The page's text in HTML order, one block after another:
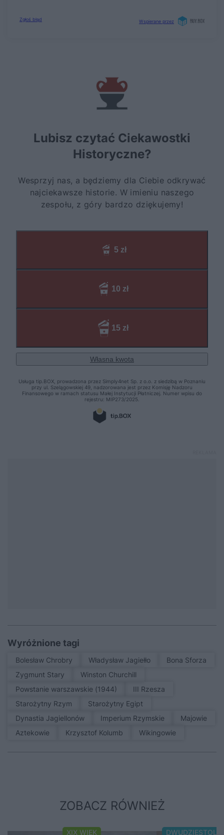
Wyróżnione tagi
Bolesław Chrobry Władysław Jagiełło
Bona Sforza
Zygmunt Stary
Winston Churchill
Powstanie warszawskie (1944)
III Rzesza
Starożytny Rzym
Starożytny Egipt
Dynastia Jagiellonów
Imperium Rzymskie
Majowie
Aztekowie
Krzysztof Kolumb Wikingowie
ZOBACZ RÓWNIEŻ
XIX WIEK